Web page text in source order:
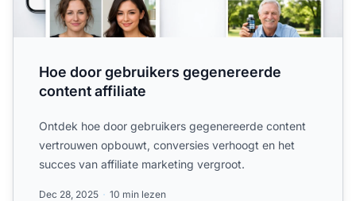
Hoe door gebruikers gegenereerde
content affiliate
Ontdek hoe door gebruikers gegenereerde content
vertrouwen opbouwt, conversies verhoogt en het
succes van affiliate marketing vergroot.
Dec 28, 2025 10 min lezen